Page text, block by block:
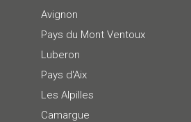
Avignon
Pays du Mont Ventoux
Luberon
Pays d'Aix
Les Alpilles
Camargue